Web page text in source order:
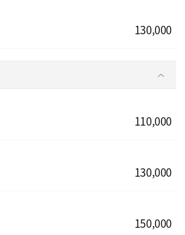
130,000
110,000
130,000
150,000